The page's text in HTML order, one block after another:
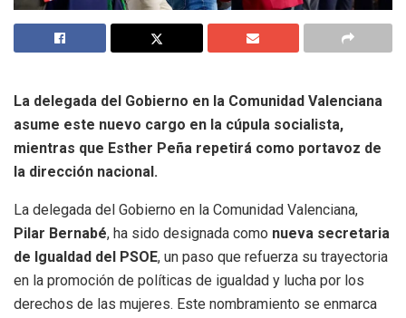
La delegada del Gobierno en la Comunidad Valenciana
asume este nuevo cargo en la cúpula socialista,
mientras que Esther Peña repetirá como portavoz de
la dirección nacional.
La delegada del Gobierno en la Comunidad Valenciana,
Pilar Bernabé, ha sido designada como nueva secretaria
de Igualdad del PSOE, un paso que refuerza su trayectoria
en la promoción de políticas de igualdad y lucha por los
derechos de las mujeres. Este nombramiento se enmarca